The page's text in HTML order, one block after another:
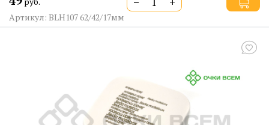
Артикул: BLH107 62/42/17мм